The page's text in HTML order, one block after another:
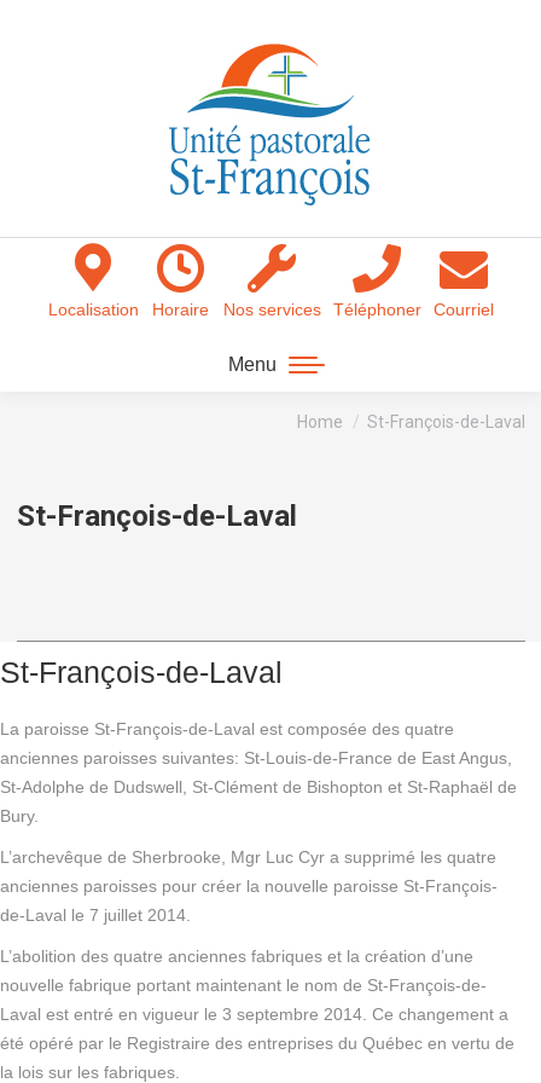
Menu
Localisation Horaire Nos services Téléphoner Courriel
St-François-de-Laval
You are here:
Home St-François-de-Laval
St-François-de-Laval
La paroisse St-François-de-Laval est composée des quatre
anciennes paroisses suivantes: St-Louis-de-France de East Angus,
St-Adolphe de Dudswell, St-Clément de Bishopton et St-Raphaël de
Bury.
L’archevêque de Sherbrooke, Mgr Luc Cyr a supprimé les quatre
anciennes paroisses pour créer la nouvelle paroisse St-François-
de-Laval le 7 juillet 2014.
L’abolition des quatre anciennes fabriques et la création d’une
nouvelle fabrique portant maintenant le nom de St-François-de-
Laval est entré en vigueur le 3 septembre 2014. Ce changement a
été opéré par le Registraire des entreprises du Québec en vertu de
la lois sur les fabriques.